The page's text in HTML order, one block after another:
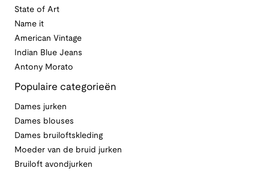
State of Art
Name it
American Vintage
Indian Blue Jeans
Antony Morato
Populaire categorieën
Dames jurken
Dames blouses
Dames bruiloftskleding
Moeder van de bruid jurken
Bruiloft avondjurken